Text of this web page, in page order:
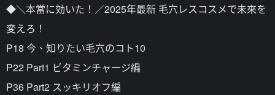
◆＼本當に効いた！／2025年最新 毛穴レスコスメで未來を
変えろ！
P18 今、知りたい毛穴のコト10
P22 Part1 ビタミンチャージ編
P36 Part2 スッキリオフ編